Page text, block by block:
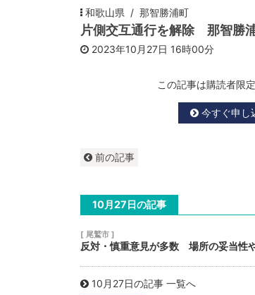
和歌山県
那智勝浦町
片側交互通行を解除 那智勝
2023年10月27日 16時00分
この記事は購読者限
今すぐ申し
前の記事
10月27日の記事
[ 尾鷲市 ]
反対・慎重意見が多数 場所の妥当性
10月27日の記事 一覧へ